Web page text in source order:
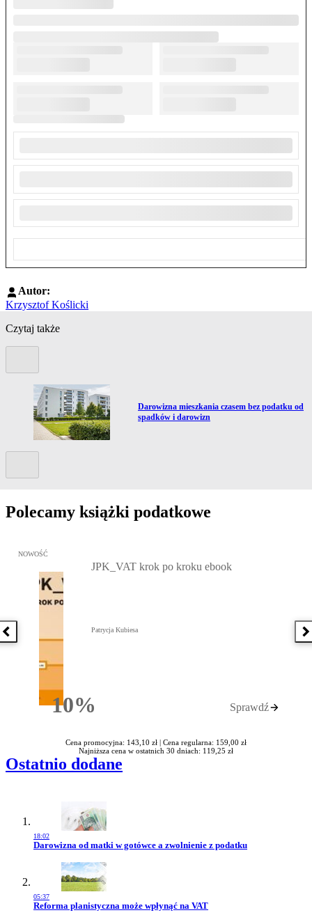
Autor:
Krzysztof Koślicki
Czytaj także
Przejdź do artykułu:
Darowizna mieszkania czasem bez podatku od
spadków i darowizn
Polecamy książki podatkowe
Poprzednia książka
Przejdź do: JPK_VAT krok po kroku ebook, Patrycja Kubiesa -
NOWOŚĆ
10%Rabatu
JPK_VAT krok po kroku ebook
Patrycja Kubiesa
Sprawdź
Cena promocyjna: 143,10 zł | Cena regularna: 159,00 zł
Najniższa cena w ostatnich 30 dniach: 119,25 zł
Ostatnio dodane
18:02
Przejdź do artykułu:
Darowizna od matki w gotówce a zwolnienie z podatku
05:37
Przejdź do artykułu:
Reforma planistyczna może wpłynąć na VAT